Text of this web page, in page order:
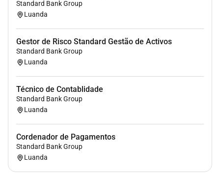
Competências Comportamentais:
Adotar abordagens práticas
Articular informações
Explorar possibilidades
Seguir procedimentos
Produzir resultados
Apresentar perspetivas
Standard Bank Group
Luanda
Gestor de Risco Standard Gestão de Activos
Standard Bank Group
Luanda
Técnico de Contablidade
Standard Bank Group
Luanda
Cordenador de Pagamentos
Standard Bank Group
Luanda